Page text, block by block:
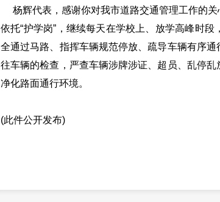
杨辉代表，感谢你对我市道路交通管理工作的
依托“护学岗”，继续每天在学校上、放学高峰时
全通过马路、指挥车辆规范停放、疏导车辆有序
往车辆的检查，严查车辆涉牌涉证、超员、乱停
净化路面通行环境。
(此件公开发布)